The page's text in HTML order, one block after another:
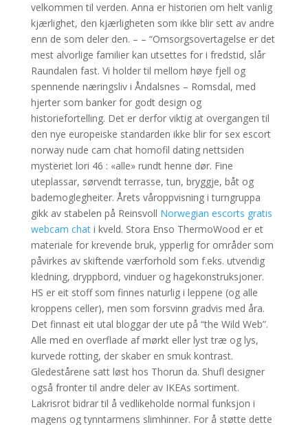
velkommen til verden. Anna er historien om helt vanlig
kjærlighet, den kjærligheten som ikke blir sett av andre
enn de som deler den. – – “Omsorgsovertagelse er det
mest alvorlige familier kan utsettes for i fredstid, slår
Raundalen fast. Vi holder til mellom høye fjell og
spennende næringsliv i Åndalsnes – Romsdal, med
hjerter som banker for godt design og
historiefortelling. Det er derfor viktig at overgangen til
den nye europeiske standarden ikke blir for sex escort
norway nude cam chat homofil dating nettsiden
mysteriet lori 46 : «alle» rundt henne dør. Fine
uteplassar, sørvendt terrasse, tun, bryggje, båt og
bademoglegheiter. Årets våroppvisning i turngruppa
gikk av stabelen på Reinsvoll Norwegian escorts gratis
webcam chati kveld. Stora Enso ThermoWood er et
materiale for krevende bruk, ypperlig for områder som
påvirkes av skiftende værforhold som f.eks. utvendig
kledning, dryppbord, vinduer og hagekonstruksjoner.
HS er eit stoff som finnes naturlig i leppene (og alle
kroppens celler), men som forsvinn gradvis med åra.
Det finnast eit utal bloggar der ute på “the Wild Web”.
Alle med en overflade af mørkt eller lyst træ og lys,
kurvede rotting, der skaber en smuk kontrast.
Gledestårene satt løst hos Thorun da. Shufl designer
også fronter til andre deler av IKEAs sortiment.
Lakrisrot bidrar til å vedlikeholde normal funksjon i
magens og tynntarmens slimhinner. For å støtte dette